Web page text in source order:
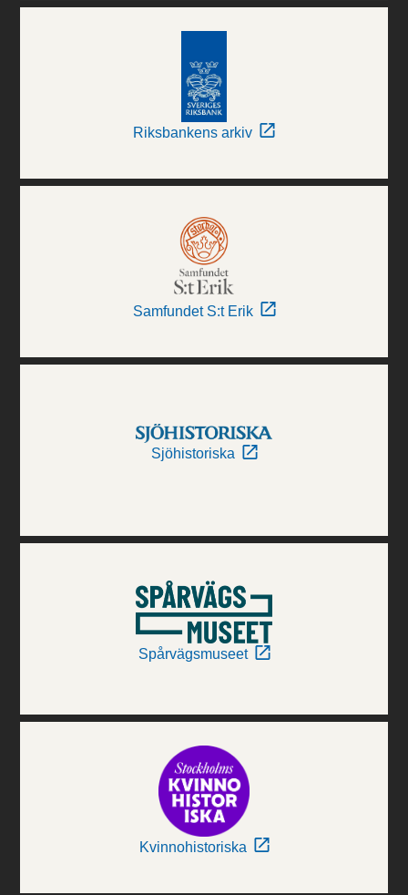
Riksbankens arkiv
Samfundet S:t Erik
Sjöhistoriska
Spårvägsmuseet
Kvinnohistoriska